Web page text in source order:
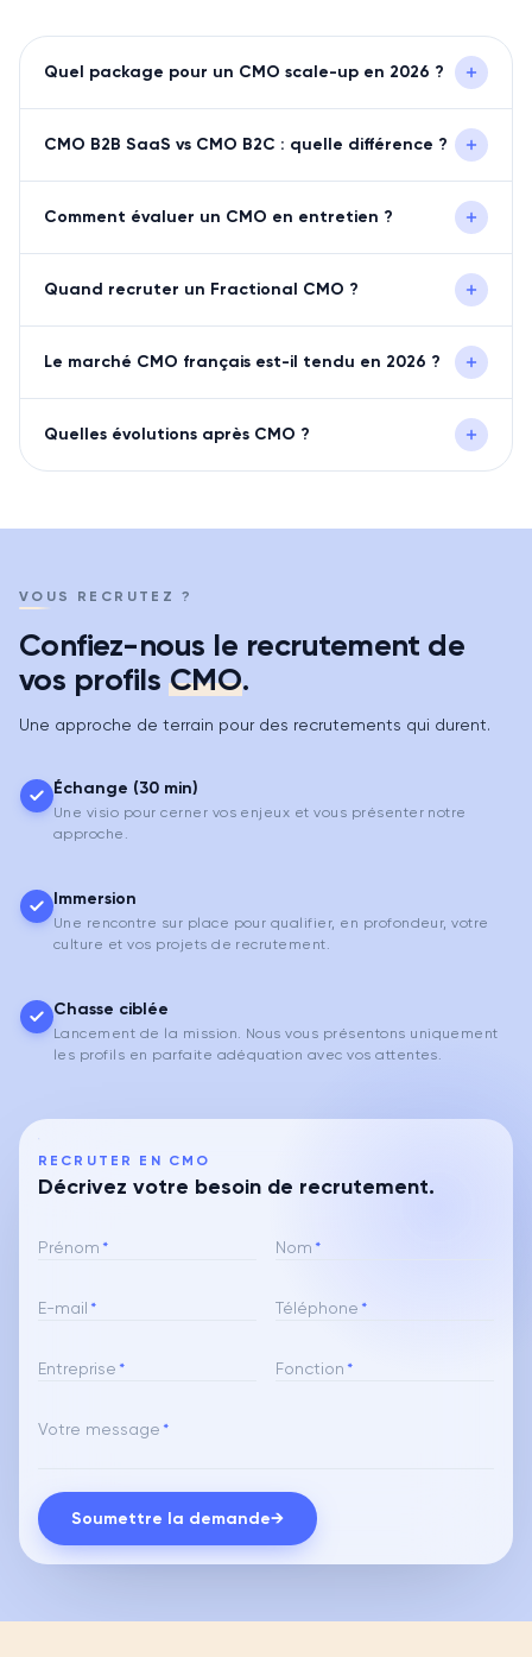
Quel package pour un CMO scale-up en 2026 ?
CMO B2B SaaS vs CMO B2C : quelle différence ?
Comment évaluer un CMO en entretien ?
Quand recruter un Fractional CMO ?
Le marché CMO français est-il tendu en 2026 ?
Quelles évolutions après CMO ?
VOUS RECRUTEZ ?
Confiez-nous le recrutement de
vos profils CMO.
Une approche de terrain pour des recrutements qui durent.
Échange (30 min)
Une visio pour cerner vos enjeux et vous présenter notre
approche.
Immersion
Une rencontre sur place pour qualifier, en profondeur, votre
culture et vos projets de recrutement.
Chasse ciblée
Lancement de la mission. Nous vous présentons uniquement
les profils en parfaite adéquation avec vos attentes.
RECRUTER EN CMO
Décrivez votre besoin de recrutement.
Prénom * Nom *
E-mail * Téléphone *
Entreprise * Fonction *
Votre message *
Soumettre la demande→